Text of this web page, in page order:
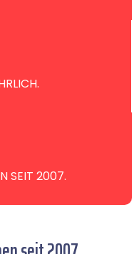
SEIT 2007.